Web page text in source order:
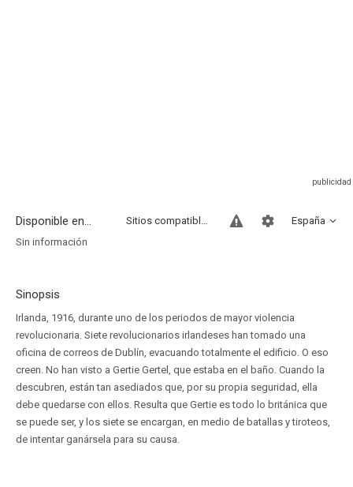
Disponible en... España
Sitios compatibles
Sin información
Sinopsis
Irlanda, 1916, durante uno de los periodos de mayor violencia
revolucionaria. Siete revolucionarios irlandeses han tomado una
oficina de correos de Dublín, evacuando totalmente el edificio. O eso
creen. No han visto a Gertie Gertel, que estaba en el baño. Cuando la
descubren, están tan asediados que, por su propia seguridad, ella
debe quedarse con ellos. Resulta que Gertie es todo lo británica que
se puede ser, y los siete se encargan, en medio de batallas y tiroteos,
de intentar ganársela para su causa.